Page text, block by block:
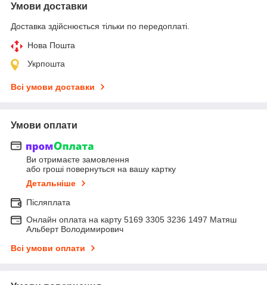
Умови доставки
Доставка здійснюється тільки по передоплаті.
Нова Пошта
Укрпошта
Всі умови доставки
Умови оплати
Ви отримаєте замовлення
або гроші повернуться на вашу картку
Детальніше
Післяплата
Онлайн оплата на карту 5169 3305 3236 1497 Матяш
Альберт Володимирович
Всі умови оплати